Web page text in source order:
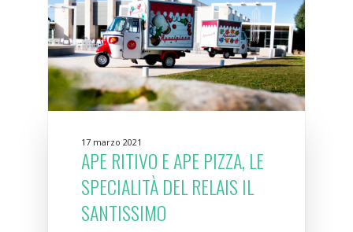
17 marzo 2021
APE RITIVO E APE PIZZA, LE
SPECIALITÀ DEL RELAIS IL
SANTISSIMO